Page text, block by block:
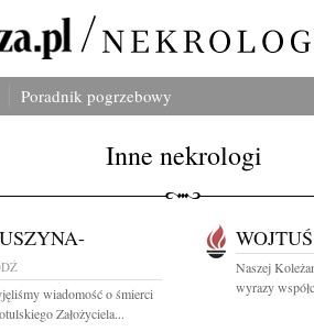
Poradnik pogrzebowy
Inne nekrologi
wiadomość o śmierci
Założyciela...
Naszej
wyrazy